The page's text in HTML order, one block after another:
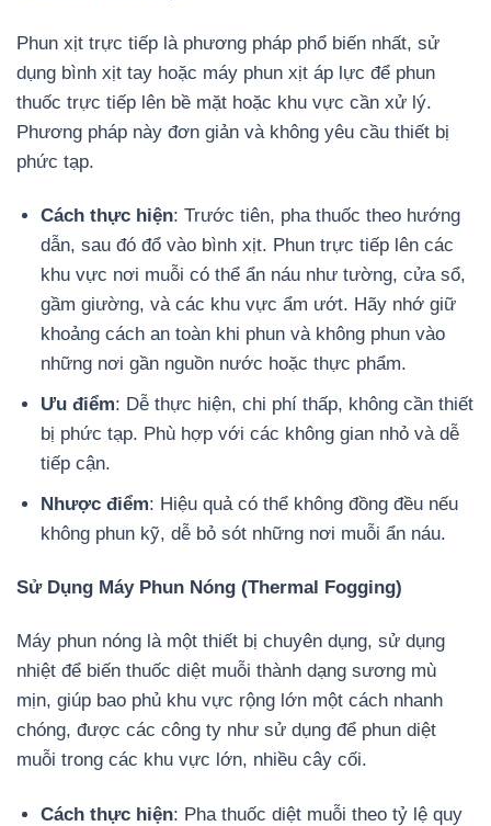
Phun xịt trực tiếp là phương pháp phổ biến nhất, sử
dụng bình xịt tay hoặc máy phun xịt áp lực để phun
thuốc trực tiếp lên bề mặt hoặc khu vực cần xử lý.
Phương pháp này đơn giản và không yêu cầu thiết bị
phức tạp.
Cách thực hiện: Trước tiên, pha thuốc theo hướng
dẫn, sau đó đổ vào bình xịt. Phun trực tiếp lên các
khu vực nơi muỗi có thể ẩn náu như tường, cửa sổ,
gầm giường, và các khu vực ẩm ướt. Hãy nhớ giữ
khoảng cách an toàn khi phun và không phun vào
những nơi gần nguồn nước hoặc thực phẩm.
Ưu điểm: Dễ thực hiện, chi phí thấp, không cần thiết
bị phức tạp. Phù hợp với các không gian nhỏ và dễ
tiếp cận.
Nhược điểm: Hiệu quả có thể không đồng đều nếu
không phun kỹ, dễ bỏ sót những nơi muỗi ẩn náu.
Sử Dụng Máy Phun Nóng (Thermal Fogging)
Máy phun nóng là một thiết bị chuyên dụng, sử dụng
nhiệt để biến thuốc diệt muỗi thành dạng sương mù
mịn, giúp bao phủ khu vực rộng lớn một cách nhanh
chóng, được các công ty như sử dụng để phun diệt
muỗi trong các khu vực lớn, nhiều cây cối.
Cách thực hiện: Pha thuốc diệt muỗi theo tỷ lệ quy